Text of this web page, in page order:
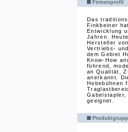
Firmenprofil
Das
Finkbeiner
Entwicklung
Jahren.
Hersteller
Vertriebs-
dem Gebiet
Know-How
führend,
an Qualität,
anerkannt.
Hebebühnen
Gabelstapler,
geeignet.